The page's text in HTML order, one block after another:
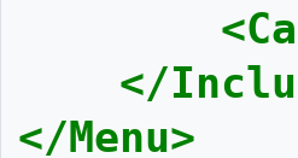
</
</Menu>